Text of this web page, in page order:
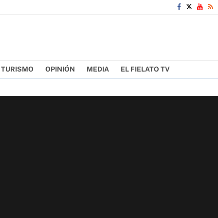
TURISMO OPINIÓN MEDIA EL FIELATO TV